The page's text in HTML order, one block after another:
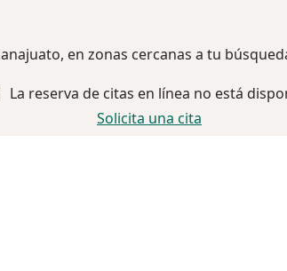
en zonas cercanas a tu
La reserva de citas en línea no está
Solicita una cita